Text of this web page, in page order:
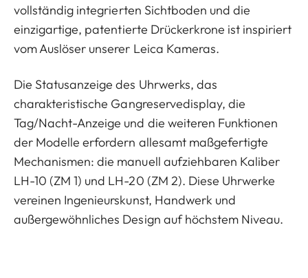
vollständig integrierten Sichtboden und die
einzigartige, patentierte Drückerkrone ist inspiriert
vom Auslöser unserer Leica Kameras.
Die Statusanzeige des Uhrwerks, das
charakteristische Gangreservedisplay, die
Tag/Nacht-Anzeige und die weiteren Funktionen
der Modelle erfordern allesamt maßgefertigte
Mechanismen: die manuell aufziehbaren Kaliber
LH-10 (ZM 1) und LH-20 (ZM 2). Diese Uhrwerke
vereinen Ingenieurskunst, Handwerk und
außergewöhnliches Design auf höchstem Niveau.